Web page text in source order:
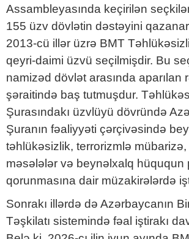
Assambleyasında keçirilən
155 üzv dövlətin dəstəyini
2013-cü illər üzrə BMT
qeyri-daimi üzvü seçilmişdir. Bu
namizəd dövlət arasında aparılan
şəraitində baş tutmuşdur.
Şurasındakı üzvlüyü dövründə
Şuranın fəaliyyəti çərçivəsində
təhlükəsizlik, terrorizmlə
məsələlər və beynəlxalq hüququn
qorunmasına dair müzakirələrdə
Sonrakı illərdə də Azərbaycanın
Təşkilatı sistemində fəal iştirakı